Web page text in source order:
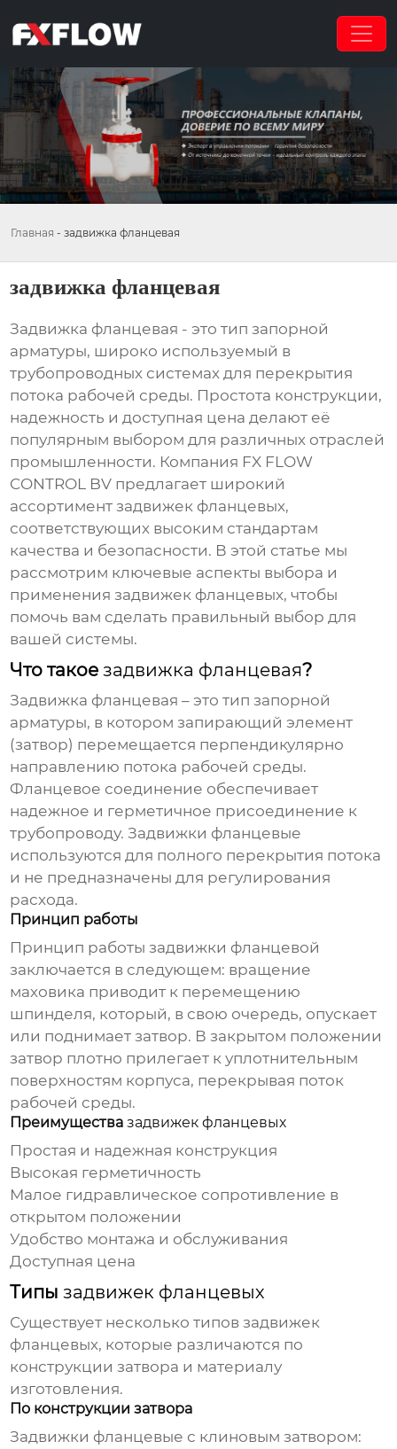
Главная - задвижка фланцевая
задвижка фланцевая
Задвижка фланцевая - это тип запорной
арматуры, широко используемый в
трубопроводных системах для перекрытия
потока рабочей среды. Простота конструкции,
надежность и доступная цена делают её
популярным выбором для различных отраслей
промышленности. Компания FX FLOW
CONTROL BV предлагает широкий
ассортиментзадвижек фланцевых,
соответствующих высоким стандартам
качества и безопасности. В этой статье мы
рассмотрим ключевые аспекты выбора и
применениязадвижек фланцевых, чтобы
помочь вам сделать правильный выбор для
вашей системы.
Что такоезадвижка фланцевая?
Задвижка фланцевая – это тип запорной
арматуры, в котором запирающий элемент
(затвор) перемещается перпендикулярно
направлению потока рабочей среды.
Фланцевое соединение обеспечивает
надежное и герметичное присоединение к
трубопроводу.Задвижки фланцевые
используются для полного перекрытия потока
и не предназначены для регулирования
расхода.
Принцип работы
Принцип работызадвижки фланцевой
заключается в следующем: вращение
маховика приводит к перемещению
шпинделя, который, в свою очередь, опускает
или поднимает затвор. В закрытом положении
затвор плотно прилегает к уплотнительным
поверхностям корпуса, перекрывая поток
рабочей среды.
Преимуществазадвижек фланцевых
Простая и надежная конструкция
Высокая герметичность
Малое гидравлическое сопротивление в
открытом положении
Удобство монтажа и обслуживания
Доступная цена
Типызадвижек фланцевых
Существует несколько типовзадвижек
фланцевых, которые различаются по
конструкции затвора и материалу
изготовления.
По конструкции затвора
Задвижки фланцевые с клиновым затвором: